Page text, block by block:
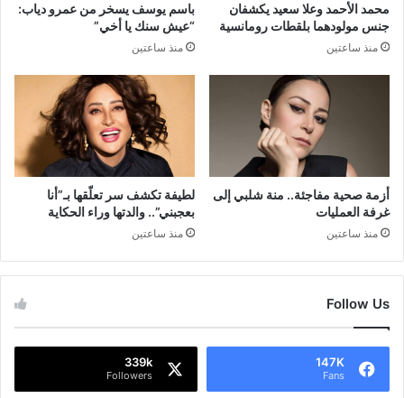
محمد الأحمد وعلا سعيد يكشفان
جنس مولودهما بلقطات رومانسية
منذ ساعتين
باسم يوسف يسخر من عمرو دياب:
“عيش سنك يا أخي”
منذ ساعتين
أزمة صحية مفاجئة.. منة شلبي إلى
غرفة العمليات
منذ ساعتين
لطيفة تكشف سر تعلّقها بـ”أنا
بعجبني”.. والدتها وراء الحكاية
منذ ساعتين
Follow Us
147K
Fans
339k
Followers